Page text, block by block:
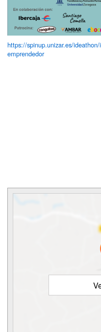
https://spinup.unizar.es/
emprendedor